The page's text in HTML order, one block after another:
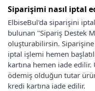
Siparişimi nasıl iptal
ElbiseBul'da siparişini
bulunan "Sipariş Destek
oluşturabilirsin.
iptal işlemi hemen
kartına hemen iade
ödemiş olduğun tutar
kredi kartına iade edilir.